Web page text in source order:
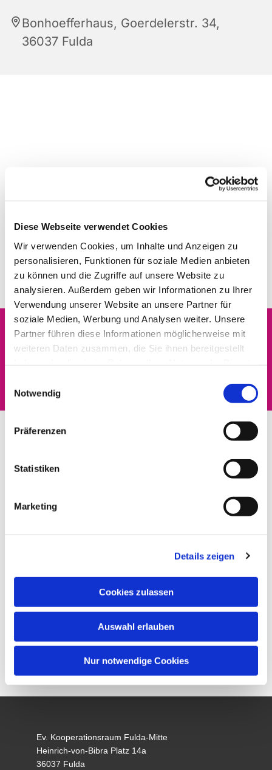
Diese Webseite verwendet Cookies
Wir verwenden Cookies, um Inhalte und Anzeigen zu
personalisieren, Funktionen für soziale Medien anbieten
zu können und die Zugriffe auf unsere Website zu
analysieren. Außerdem geben wir Informationen zu Ihrer
Verwendung unserer Website an unsere Partner für
soziale Medien, Werbung und Analysen weiter. Unsere
Partner führen diese Informationen möglicherweise mit
weiteren Daten zusammen, die Sie ihnen bereitgestellt
Notwendig
Präferenzen
Statistiken
Marketing
Details zeigen
Cookies zulassen
Auswahl erlauben
Nur notwendige Cookies
Bonhoefferhaus, Goerdelerstr. 34,
36037 Fulda
Dies könnte Sie auch
interessieren
Ev. Kooperationsraum Fulda-Mitte
Heinrich-von-Bibra Platz 14a
36037 Fulda